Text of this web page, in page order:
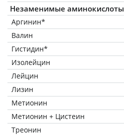
Незаменимые аминокислоты
Аргинин*
Валин
Гистидин*
Изолейцин
Лейцин
Лизин
Метионин
Метионин + Цистеин
Треонин